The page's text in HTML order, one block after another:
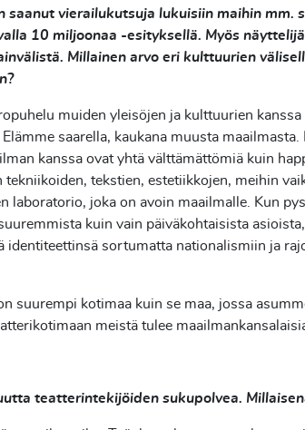
saanut vierailukutsuja lukuisiin maihin mm.
10 miljoonaa -esityksellä. Myös
Millainen arvo eri kulttuurien
muiden yleisöjen ja kulttuurien
Elämme saarella, kaukana muusta maailmasta.
kanssa ovat yhtä välttämättömiä kuin
tekniikoiden, tekstien, estetiikkojen, meihin
laboratorio, joka on avoin maailmalle. Kun
kuin vain päiväkohtaisista
identiteettinsä sortumatta nationalismiin ja
suurempi kotimaa kuin se maa, jossa
meistä tulee
teatterintekijöiden sukupolvea.